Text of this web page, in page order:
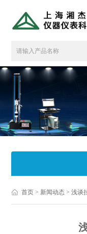
首页 > 新闻动态 > 浅谈